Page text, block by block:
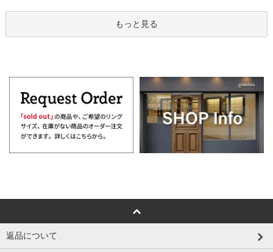
もっと見る
返品について